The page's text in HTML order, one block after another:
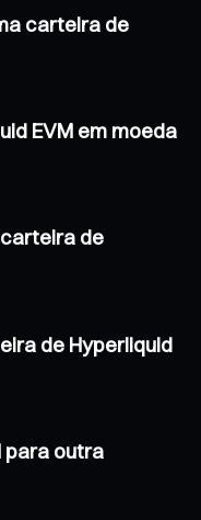
carteira de
EVM em moeda
de
de Hyperliquid
para outra